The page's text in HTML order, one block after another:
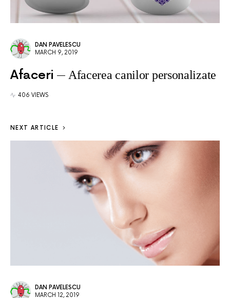
DAN PAVELESCU
MARCH 9, 2019
Afaceri Afacerea canilor personalizate
406 VIEWS
NEXT ARTICLE
DAN PAVELESCU
MARCH 12, 2019